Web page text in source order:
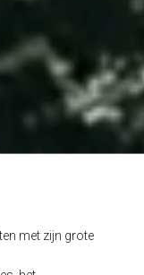
met zijn grote